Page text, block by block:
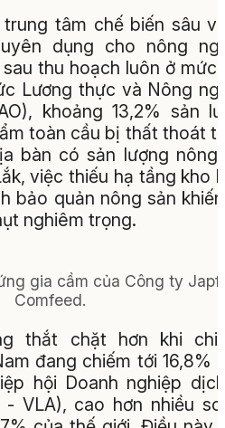
tâm chế biến sâu
dụng cho nông
thu hoạch luôn ở mức
Lương thực và Nông
khoảng 13,2% sản
toàn cầu bị thất thoát
bàn có sản lượng nông
việc thiếu hạ tầng kho
bảo quản nông sản
nghiêm trọng.
gia cầm của Công ty
Comfeed.
thắt chặt hơn khi chi
đang chiếm tới 16,8%
hội Doanh nghiệp
- VLA), cao hơn nhiều